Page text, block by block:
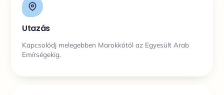
Utazás
Kapcsolódj melegebben Marokkótól az Egyesült Arab
Emírségekig.